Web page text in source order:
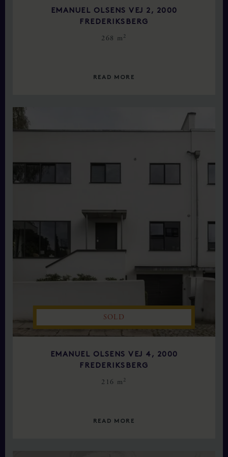
EMANUEL OLSENS VEJ 2, 2000
FREDERIKSBERG
268 m 2
READ MORE
SOLD
EMANUEL OLSENS VEJ 4, 2000
FREDERIKSBERG
216 m 2
READ MORE